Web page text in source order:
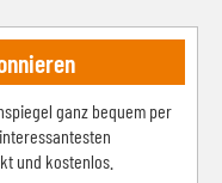
ganz bequem per
und kostenlos.